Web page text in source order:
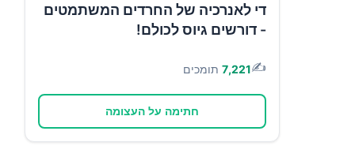
די לאנרכיה של החרדים המשתמטים
- דורשים גיוס לכולם!
✍️
7,221 תומכים
חתימה על העצומה